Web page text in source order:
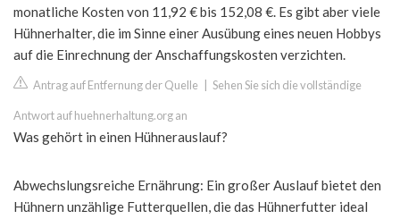
monatliche Kosten von 11,92 € bis 152,08 €. Es gibt aber viele
Hühnerhalter, die im Sinne einer Ausübung eines neuen Hobbys
auf die Einrechnung der Anschaffungskosten verzichten.
Antrag auf Entfernung der Quelle Sehen Sie sich die vollständige
Antwort auf huehnerhaltung.org an
Was gehört in einen Hühnerauslauf?
Abwechslungsreiche Ernährung: Ein großer Auslauf bietet den
Hühnern unzählige Futterquellen, die das Hühnerfutter ideal